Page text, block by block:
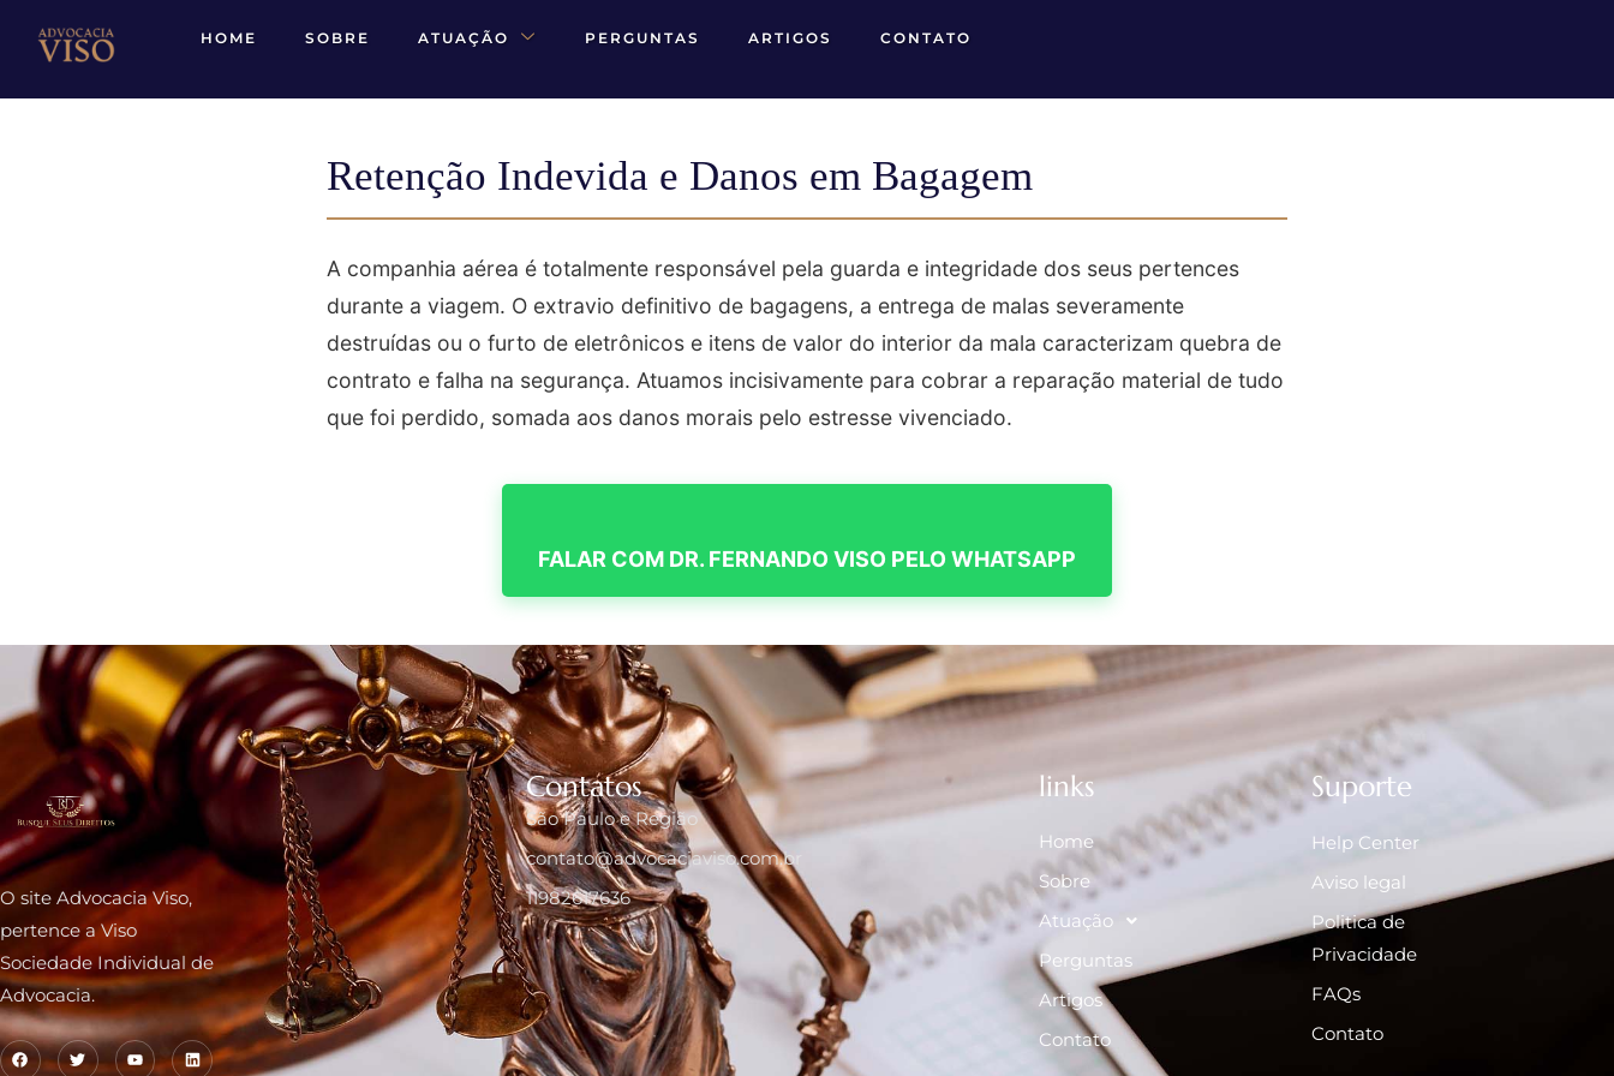
HOME SOBRE ATUAÇÃO PERGUNTAS ARTIGOS CONTATO
Retenção Indevida e Danos em Bagagem
A companhia aérea é totalmente responsável pela guarda e integridade dos seus pertences
durante a viagem. O extravio definitivo de bagagens, a entrega de malas severamente
destruídas ou o furto de eletrônicos e itens de valor do interior da mala caracterizam quebra de
contrato e falha na segurança. Atuamos incisivamente para cobrar a reparação material de tudo
que foi perdido, somada aos danos morais pelo estresse vivenciado.
FALAR COM DR. FERNANDO VISO PELO WHATSAPP
O site Advocacia Viso,
pertence a Viso
Sociedade Individual de
Advocacia.
Contatos
São Paulo e Região
contato@advocaciaviso.com.br
11982617636
links
Home
Sobre
Atuação
Perguntas
Artigos
Contato
Suporte
Help Center
Aviso legal
Politica de
Privacidade
FAQs
Contato